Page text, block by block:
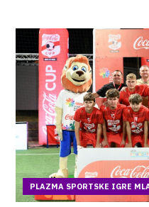
PLAZMA SPORTSKE IGRE